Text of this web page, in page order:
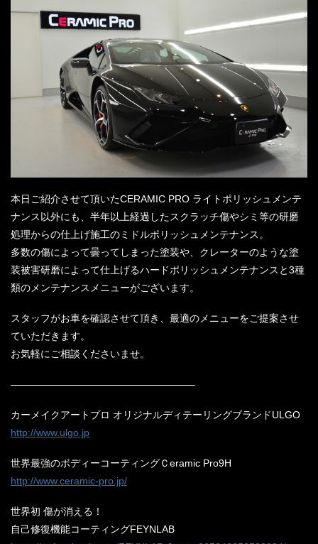
本日ご紹介させて頂いたCERAMIC PRO ライトポリッシュメンテ
ナンス以外にも、半年以上経過したスクラッチ傷やシミ等の研磨
処理からの仕上げ施工のミドルポリッシュメンテナンス。
多数の傷によって曇ってしまった塗装や、クレーターのような塗
装被害研磨によって仕上げるハードポリッシュメンテナンスと3種
類のメンテナンスメニューがございます。
スタッフがお車を確認させて頂き、最適のメニューをご提案させ
ていただきます。
お気軽にご相談くださいませ。
——————————————————–
カーメイクアートプロ オリジナルディテーリングブランドULGO
http://www.ulgo.jp
世界最強のボディーコーティングＣeramic Pro9H
http://www.ceramic-pro.jp/
世界初 傷が消える！
自己修復機能コーティングFEYNLAB